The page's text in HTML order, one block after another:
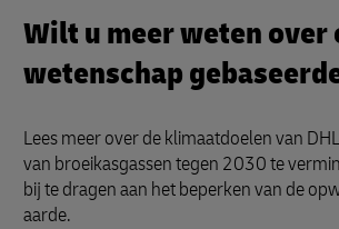
Wilt u meer weten over
wetenschap
Lees meer over de klimaatdoelen van
van broeikasgassen tegen 2030 te
bij te dragen aan het beperken van de
aarde.